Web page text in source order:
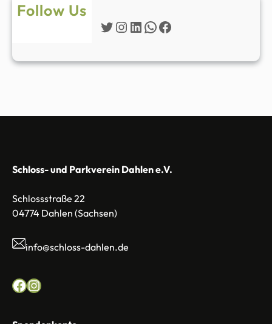
Follow Us
Twitter Instagram LinkedIn WhatsApp Facebook
Schloss- und Parkverein Dahlen e.V.
Schlossstraße 22
04774 Dahlen (Sachsen)
info@schloss-dahlen.de
Facebook Instagram